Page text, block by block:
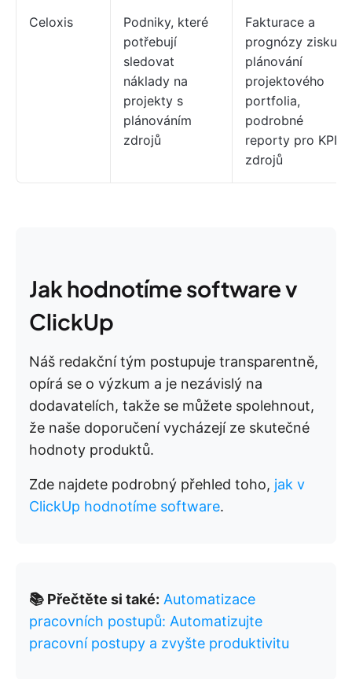
Celoxis
Podniky, které
potřebují
sledovat
náklady na
projekty s
plánováním
zdrojů
Fakturace a
prognózy zisku,
plánování
projektového
portfolia,
podrobné
reporty pro KPI
zdrojů
Jak hodnotíme software v
ClickUp
Náš redakční tým postupuje transparentně,
opírá se o výzkum a je nezávislý na
dodavatelích, takže se můžete spolehnout,
že naše doporučení vycházejí ze skutečné
hodnoty produktů.
Zde najdete podrobný přehled toho, jak v
ClickUp hodnotíme software.
📚 Přečtěte si také: Automatizace
pracovních postupů: Automatizujte
pracovní postupy a zvyšte produktivitu